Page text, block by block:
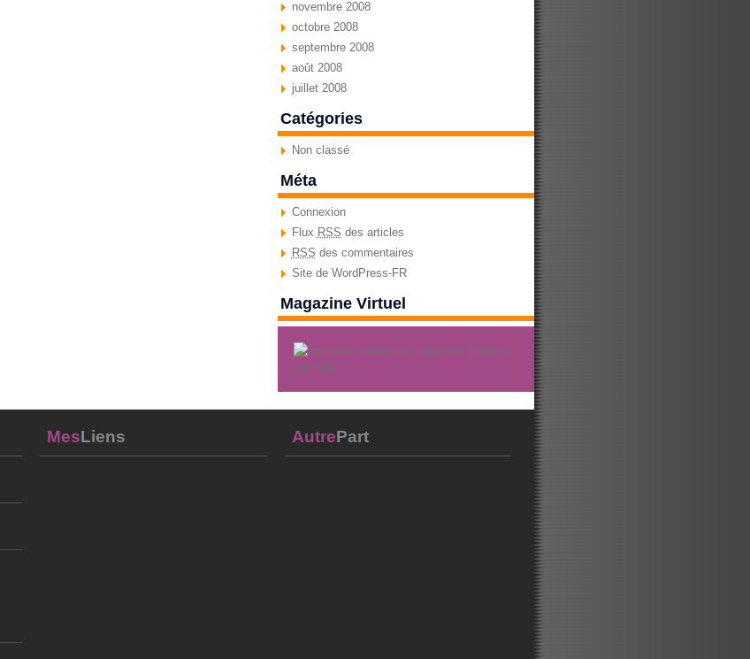
novembre 2008
octobre 2008
septembre 2008
août 2008
juillet 2008
Catégories
Non classé
Méta
Connexion
Flux RSS des articles
RSS des commentaires
Site de WordPress-FR
Magazine Virtuel
MesLiens AutrePart